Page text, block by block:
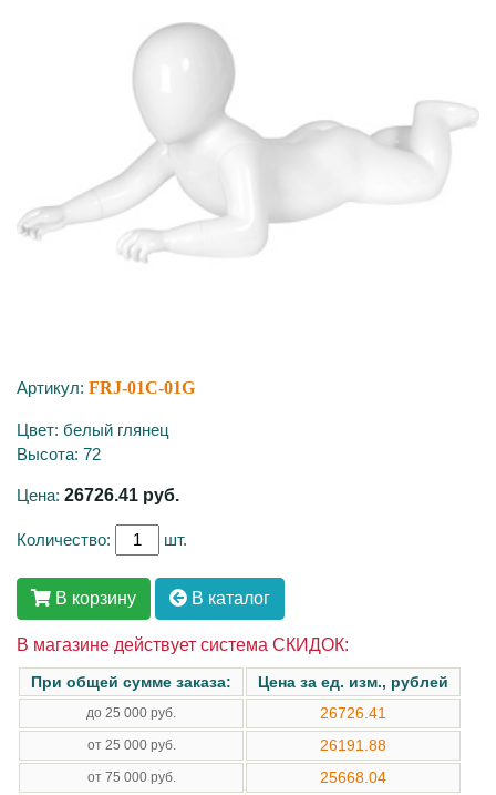
Артикул: FRJ-01C-01G
Цвет: белый глянец
Высота: 72
Цена: 26726.41 руб.
Количество: шт.
В корзину В каталог
В магазине действует система СКИДОК:
При общей сумме заказа: Цена за ед. изм., рублей
до 25 000 руб. 26726.41
от 25 000 руб. 26191.88
от 75 000 руб. 25668.04